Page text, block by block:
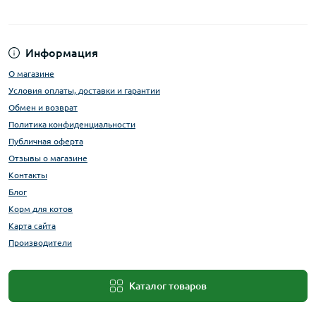
Информация
О магазине
Условия оплаты, доставки и гарантии
Обмен и возврат
Политика конфиденциальности
Публичная оферта
Отзывы о магазине
Контакты
Блог
Корм для котов
Карта сайта
Производители
Каталог товаров